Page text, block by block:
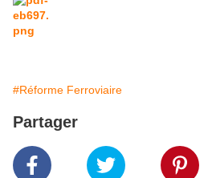
#Réforme Ferroviaire
Partager